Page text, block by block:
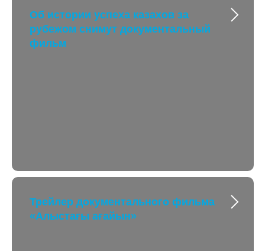
Об истории успеха казахов за
рубежом снимут документальный
фильм
Трейлер документального фильма
«Алыстағы ағайын»